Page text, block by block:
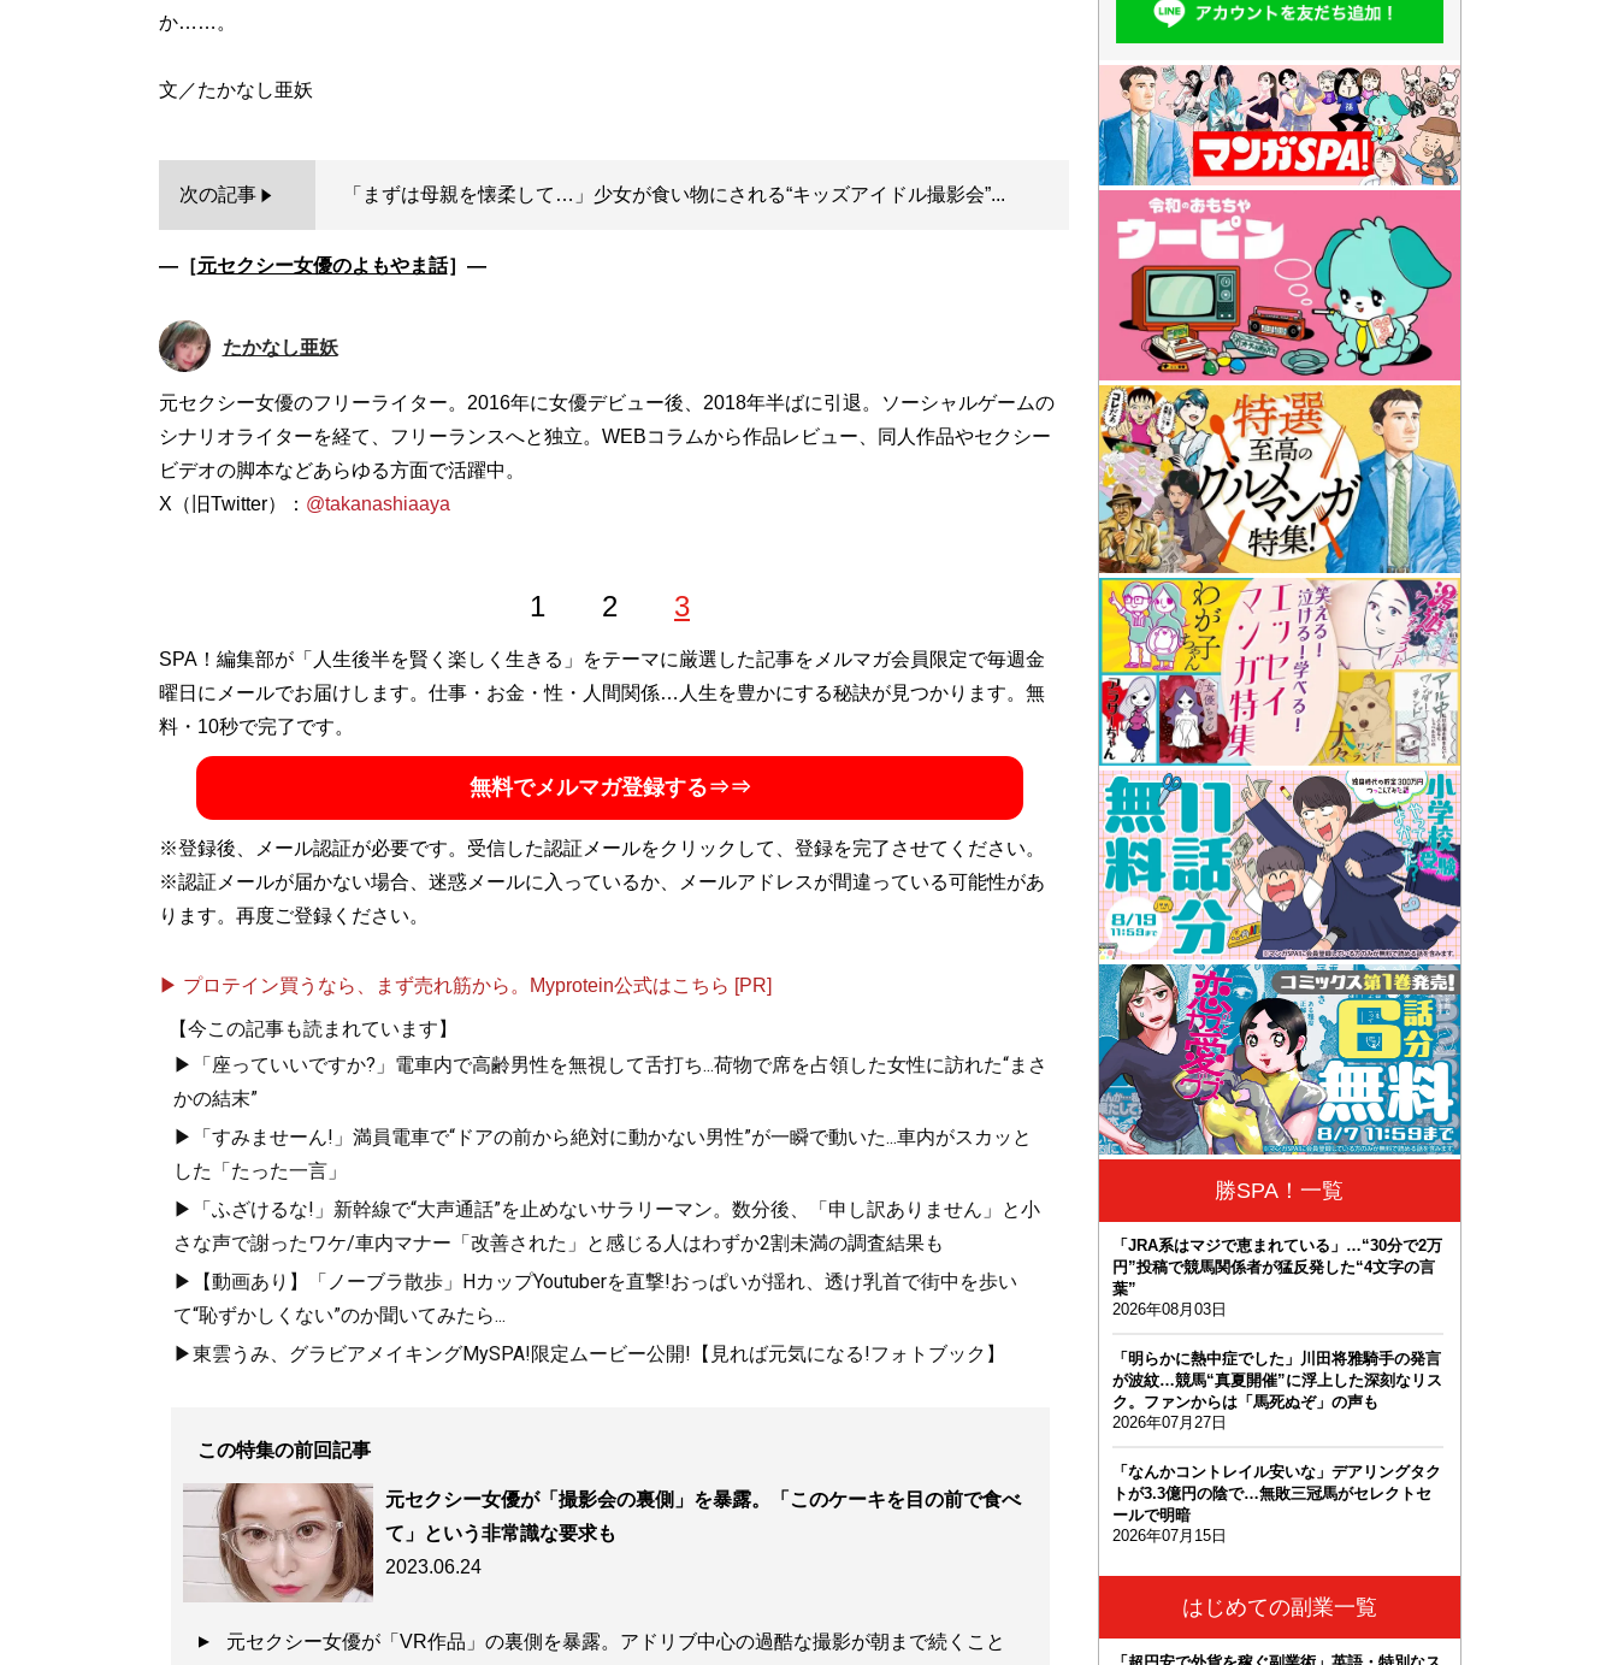
か……。
次の記事 「まずは母親を懐柔して…」少女が食い物にされる“キッズアイドル撮影会”...
―［元セクシー女優のよもやま話］―
たかなし亜妖
元セクシー女優のフリーライター。2016年に女優デビュー後、2018年半ばに引退。ソーシャルゲームの
シナリオライターを経て、フリーランスへと独立。WEBコラムから作品レビュー、同人作品やセクシー
ビデオの脚本などあらゆる方面で活躍中。
X（旧Twitter）： @takanashiaaya
1 2 3
SPA！編集部が「人生後半を賢く楽しく生きる」をテーマに厳選した記事をメルマガ会員限定で毎週金
曜日にメールでお届けします。仕事・お金・性・人間関係…人生を豊かにする秘訣が見つかります。無
料・10秒で完了です。
無料でメルマガ登録する⇒⇒
※登録後、メール認証が必要です。受信した認証メールをクリックして、登録を完了させてください。
※認証メールが届かない場合、迷惑メールに入っているか、メールアドレスが間違っている可能性があ
ります。再度ご登録ください。
▶ プロテイン買うなら、まず売れ筋から。Myprotein公式はこちら [PR]
【今この記事も読まれています】
▶「座っていいですか?」電車内で高齢男性を無視して舌打ち...荷物で席を占領した女性に訪れた“まさ
かの結末”
▶「すみませーん!」満員電車で“ドアの前から絶対に動かない男性”が一瞬で動いた...車内がスカッと
した「たった一言」
▶「ふざけるな!」新幹線で“大声通話”を止めないサラリーマン。数分後、「申し訳ありません」と小
さな声で謝ったワケ/車内マナー「改善された」と感じる人はわずか2割未満の調査結果も
▶【動画あり】「ノーブラ散歩」HカップYoutuberを直撃!おっぱいが揺れ、透け乳首で街中を歩い
て“恥ずかしくない”のか聞いてみたら...
▶東雲うみ、グラビアメイキングMySPA!限定ムービー公開!【見れば元気になる!フォトブック】
この特集の前回記事
元セクシー女優が「撮影会の裏側」を暴露。「このケーキを目の前で食べ
て」という非常識な要求も
2023.06.24
元セクシー女優が「VR作品」の裏側を暴露。アドリブ中心の過酷な撮影が朝まで続くこと
勝SPA！一覧
「JRA系はマジで恵まれている」…“30分で2万
円”投稿で競馬関係者が猛反発した“4文字の言
葉”
2026年08月03日
「明らかに熱中症でした」川田将雅騎手の発言
が波紋…競馬“真夏開催”に浮上した深刻なリス
ク。ファンからは「馬死ぬぞ」の声も
2026年07月27日
「なんかコントレイル安いな」デアリングタク
トが3.3億円の陰で…無敗三冠馬がセレクトセ
ールで明暗
2026年07月15日
はじめての副業一覧